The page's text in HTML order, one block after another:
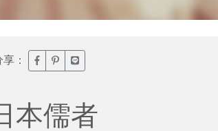
享： 臉書分享(另開新視窗)
噗浪分享(另開新視窗)
Line分享(另開新視窗)
本儒者